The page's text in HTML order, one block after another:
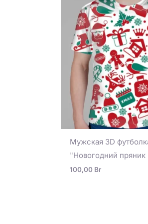
Мужская 3D
"Новогодний пряник
100,00 Br